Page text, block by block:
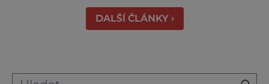
shromažďují statisíce zvířat. Více než 1,5
milionu pakoňů, dopDALŠÍ ČLÁNKY ›